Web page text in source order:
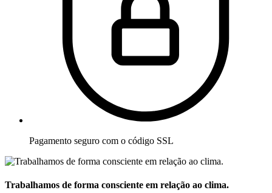
Pagamento seguro com o código SSL
Trabalhamos de forma consciente em relação ao clima.